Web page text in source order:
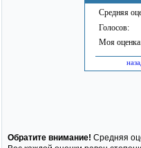
Средняя
Голосов:
Моя
Обратите внимание! Средняя